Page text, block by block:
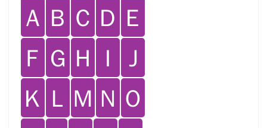
Ａ Ｂ Ｃ Ｄ Ｅ
Ｆ Ｇ Ｈ Ｉ Ｊ
Ｋ Ｌ Ｍ Ｎ Ｏ